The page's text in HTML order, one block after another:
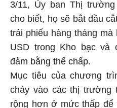
3/11, Ủy ban Thị
cho biết, họ sẽ bắt đầu
trái phiếu hàng tháng
USD trong Kho bạc và
đảm bằng thế chấp.
Mục tiêu của chương
chảy vào các thị trường
rộng hơn ở mức thấp để